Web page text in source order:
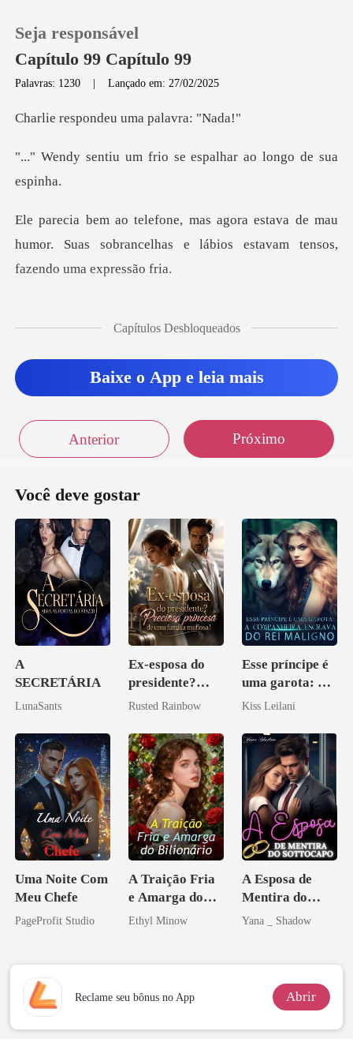
Loja
Seja responsável
Capítulo 99 Capítulo 99
Palavras: 1230 |Lançado em: 27/02/2025
ondeu uma pa
frio se espalhar ao
va de mau
humor. Suas sobrancelhas e lábios
tinuava saind
Capítulos Desbloqueados
Baixe o App e leia mais
Anterior Próximo
Você deve gostar
A
SECRETÁRIA
LunaSants
Ex-esposa do
presidente?
Preciosa
família
mafiosa!
Rusted Rainbow
Esse príncipe é
uma garota: A
companheira
maligno
Kiss Leilani
Uma Noite Com
Meu Chefe
PageProfit Studio
A Traição Fria
e Amarga do
Bilionário
Ethyl Minow
A Esposa de
Mentira do
Sottocapo
Yana _ Shadow
Reclame seu bônus no App Abrir